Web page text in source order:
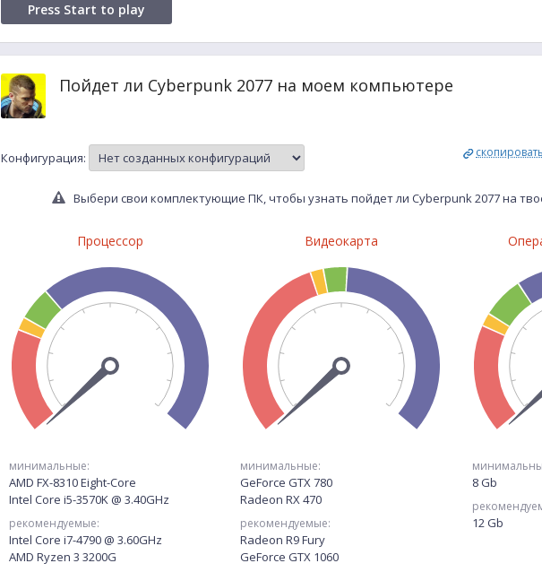
Press Start to play
Пойдет ли Cyberpunk 2077 на моем компьютере
Конфигурация:
Выбери свои комплектующие ПК, чтобы узнать пойдет ли Cyberpunk 2077 на
Процессор
минимальные:
AMD FX-8310 Eight-Core
Intel Core i5-3570K @ 3.40GHz
рекомендуемые:
Intel Core i7-4790 @ 3.60GHz
AMD Ryzen 3 3200G
Видеокарта
минимальные:
GeForce GTX 780
Radeon RX 470
рекомендуемые:
Radeon R9 Fury
GeForce GTX 1060
8 Gb
12 Gb